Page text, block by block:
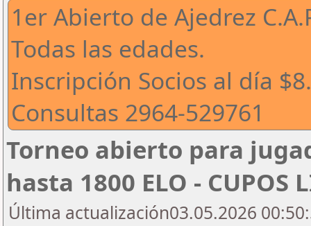
1er Abierto de Ajedrez
Todas las edades.
Inscripción Socios al día
Consultas 2964-529761
Torneo abierto para
hasta 1800 ELO - CUPOS
Última actualización03.05.2026